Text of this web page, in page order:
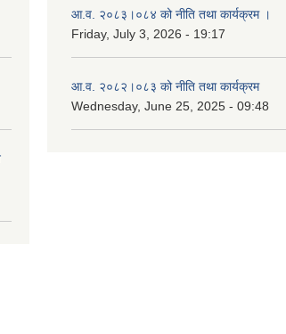
आ.व. २०८३।०८४ को नीति तथा कार्यक्रम ।
Friday, July 3, 2026 - 19:17
आ.व. २०८२।०८३ को नीति तथा कार्यक्रम
Wednesday, June 25, 2025 - 09:48